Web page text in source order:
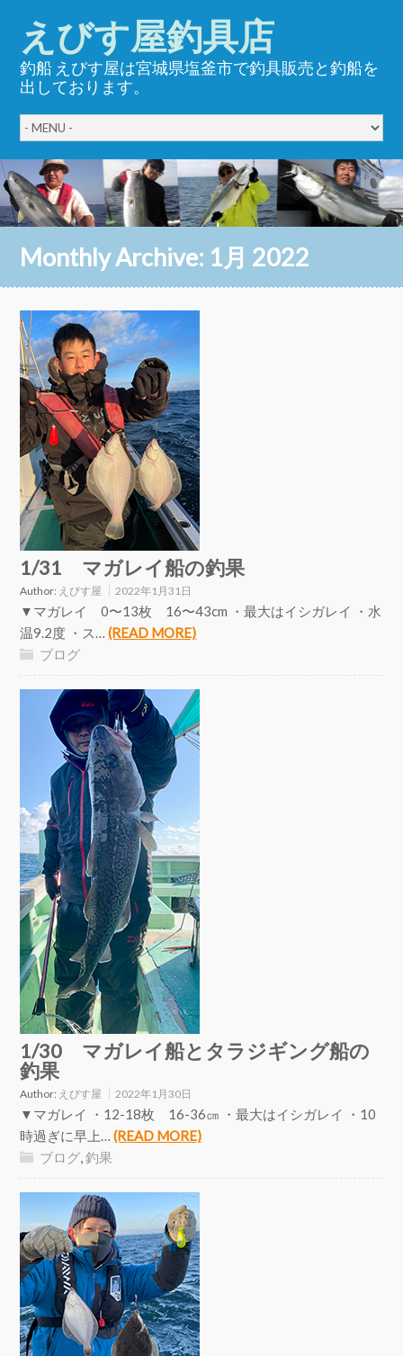
えびす屋釣具店
釣船 えびす屋は宮城県塩釜市で釣具販売と釣船を
出しております。
Monthly Archive: 1月 2022
1/31 マガレイ船の釣果
Author: えびす屋 2022年1月31日
▼マガレイ 0〜13枚 16〜43cm ・最大はイシガレイ ・水
温9.2度 ・ス…(READ MORE)
ブログ
1/30 マガレイ船とタラジギング船の
釣果
Author: えびす屋 2022年1月30日
▼マガレイ ・12-18枚 16-36㎝ ・最大はイシガレイ ・10
時過ぎに早上…(READ MORE)
ブログ,釣果